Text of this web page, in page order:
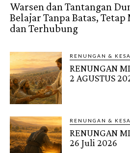
Warsen dan Tantangan
Belajar Tanpa Batas,
dan Terhubung
RENUNGAN &
RENUNGAN
2 AGUSTUS
RENUNGAN &
RENUNGAN
26 Juli 2026